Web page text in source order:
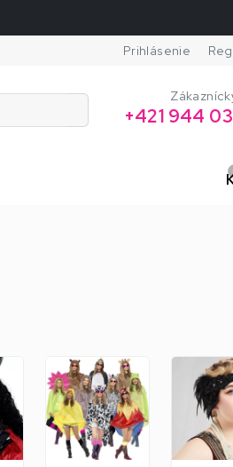
Prihlásenie
+421 944